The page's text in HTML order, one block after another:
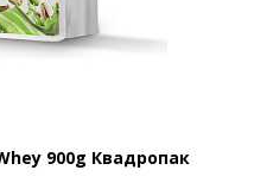
900g Квадропак